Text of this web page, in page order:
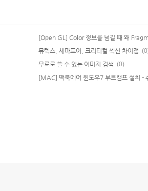
뮤텍스, 세마포어, 크리티컬 섹션 차이점
무료로 쓸 수 있는 이미지 검색 (0)